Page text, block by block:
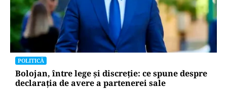
POLITICĂ
Bolojan, între lege și discreție: ce spune despre
declarația de avere a partenerei sale